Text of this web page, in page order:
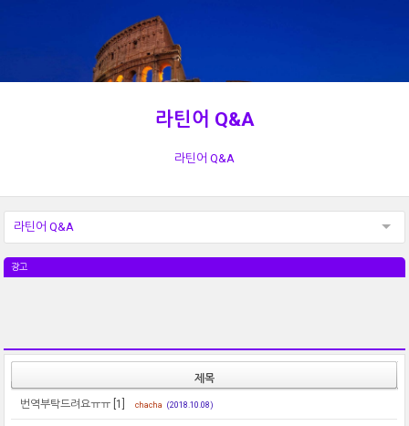
라틴어 Q&A
라틴어 Q&A
라틴어 Q&A
광고
제목
번역부탁드려요ㅠㅠ [1] chacha (2018.10.08)